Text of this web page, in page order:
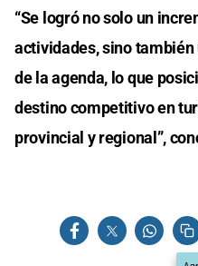
“Se logró no solo un
actividades, sino
de la agenda, lo que
destino competitivo en
provincial y regional”,